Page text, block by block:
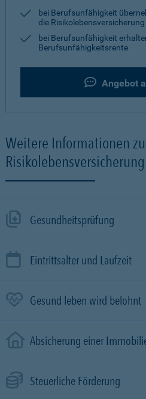
bei Berufsunfähigkeit
die Risikolebensversicherung
bei Berufsunfähigkeit
Berufsunfähigkeitsrente
Angebot
Weitere Informationen
Risikolebensversicherung
Gesundheitsprüfung
Eintrittsalter und Laufzeit
Gesund leben wird belohnt
Absicherung einer
Steuerliche Förderung